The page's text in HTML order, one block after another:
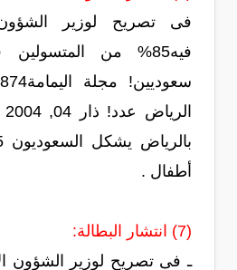
فى تصريح لوزير الشؤون
فيه85% من
أطفال .
(7) انتشار البطالة:
ـ فى تصريح لوزير الشؤون